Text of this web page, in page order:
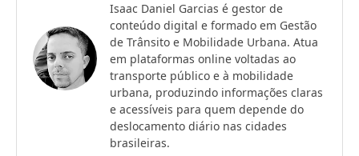
Isaac Daniel Garcias é gestor de
conteúdo digital e formado em Gestão
de Trânsito e Mobilidade Urbana. Atua
em plataformas online voltadas ao
transporte público e à mobilidade
urbana, produzindo informações claras
e acessíveis para quem depende do
deslocamento diário nas cidades
brasileiras.